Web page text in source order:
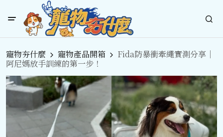
寵物夯什麼 寵物產品開箱
Fida防暴衝牽繩實測分享｜
阿尼媽放手訓練的第一步！